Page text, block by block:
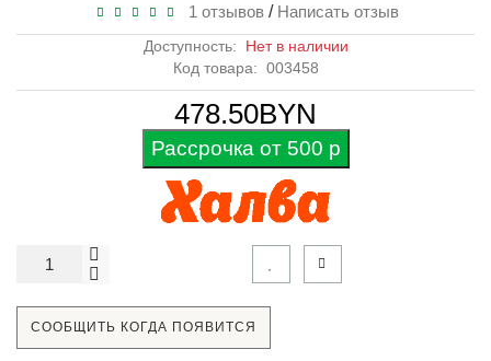
1 отзывов / Написать отзыв
Доступность: Нет в наличии
Код товара: 003458
478.50BYN
Рассрочка от 500 р
СООБЩИТЬ КОГДА ПОЯВИТСЯ